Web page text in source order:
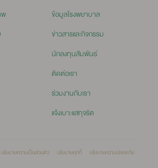
ข้อมูลโรงพยาบาล
ข่าวสารและกิจกรรม
นักลงทุนสัมพันธ์
ติดต่อเรา
ร่วมงานกับเรา
แจ้งเบาะแสทุจริต
นโยบายความเป็นส่วนตัว นโยบายคุกกี้ นโยบายความปลอดภัย